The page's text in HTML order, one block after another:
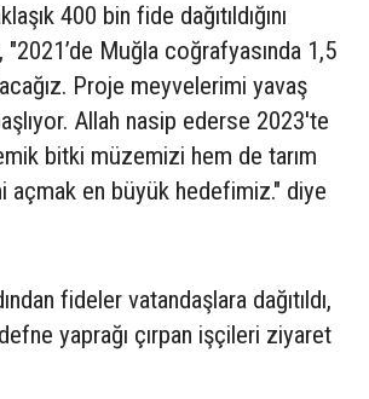
400 bin fide dağıtıldığını
"2021’de Muğla coğrafyasında 1,5
Proje meyvelerimi yavaş
Allah nasip ederse 2023'te
bitki müzemizi hem de tarım
açmak en büyük hedefimiz." diye
fideler vatandaşlara dağıtıldı,
yaprağı çırpan işçileri ziyaret